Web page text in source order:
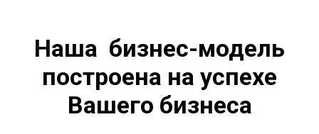
Наша бизнес-модель
построена на успехе
Вашего бизнеса